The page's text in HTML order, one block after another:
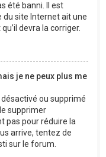
été banni. Il est
site Internet ait une
devra la corriger.
je ne peux plus me
désactivé ou supprimé
supprimer
pas pour réduire la
arrive, tentez de
sur le forum.